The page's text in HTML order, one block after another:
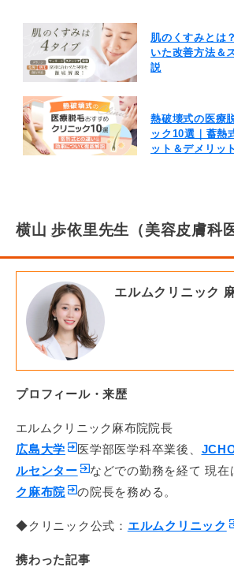
肌のくすみとは
いた改善方法＆
説
熱破壊式の医療
ック10選｜蓄熱
ット＆デメリッ
横山 歩依里先生（美容皮膚科医
エルムクリニック
プロフィール・来歴
エルムクリニック麻布院院長
広島大学
医学部医学科卒業後、
ルセンター
などでの勤務を経て 現在
ク麻布院
の院長を務める。
◆クリニック公式： エルムクリニック
携わった記事